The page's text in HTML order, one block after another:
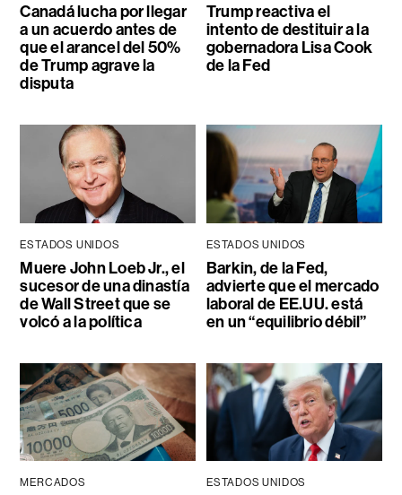
Canadá lucha por llegar
a un acuerdo antes de
que el arancel del 50%
de Trump agrave la
disputa
Trump reactiva el
intento de destituir a la
gobernadora Lisa Cook
de la Fed
ESTADOS UNIDOS
Muere John Loeb Jr., el
sucesor de una dinastía
de Wall Street que se
volcó a la política
ESTADOS UNIDOS
Barkin, de la Fed,
advierte que el mercado
laboral de EE.UU. está
en un “equilibrio débil”
MERCADOS ESTADOS UNIDOS